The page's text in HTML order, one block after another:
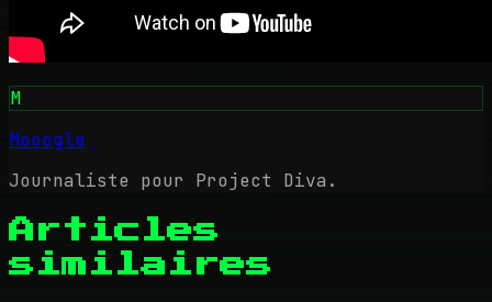
M
Mooogle
Journaliste pour Project Diva.
Articles
similaires